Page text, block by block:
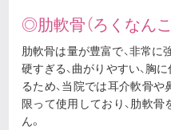
◎肋軟骨（ろくなんこ
肋軟骨は量が豊富で、非常に
硬すぎる、曲がりやすい、胸
るため、当院では耳介軟骨
限って使用しており、肋軟
ん。